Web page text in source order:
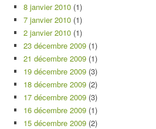
8 janvier 2010 (1)
7 janvier 2010 (1)
2 janvier 2010 (1)
23 décembre 2009 (1)
21 décembre 2009 (1)
19 décembre 2009 (3)
18 décembre 2009 (2)
17 décembre 2009 (3)
16 décembre 2009 (1)
15 décembre 2009 (2)